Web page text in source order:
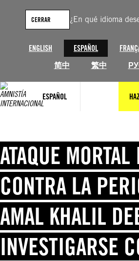
¿En qué idioma
ENGLISH ESPAÑOL
简中
繁中
CERRAR
ESPAÑOL
contenido
ATAQUE
CONTRA LA
AMAL KHALIL
INVESTIGARSE